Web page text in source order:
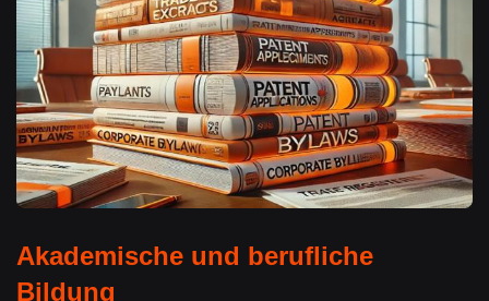
Akademische und berufliche
Bildung